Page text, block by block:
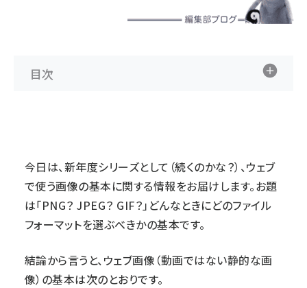
目次
今日は、新年度シリーズとして（続くのかな？）、ウェブ
で使う画像の基本に関する情報をお届けします。お題
は「PNG？ JPEG？ GIF？」どんなときにどのファイル
フォーマットを選ぶべきかの基本です。
結論から言うと、ウェブ画像（動画ではない静的な画
像）の基本は次のとおりです。